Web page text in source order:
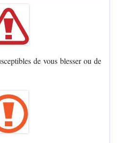
de vous blesser ou de